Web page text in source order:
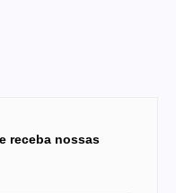
receba nossas